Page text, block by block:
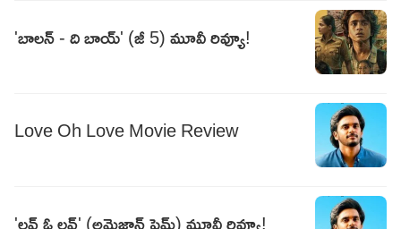
'బాలన్ - ది బాయ్' (జీ 5) మూవీ రివ్యూ!
Love Oh Love Movie Review